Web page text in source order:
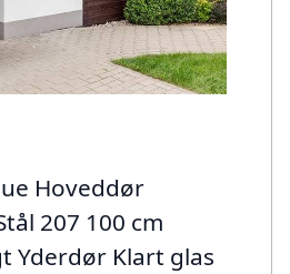
Hoveddør
207 100 cm
Yderdør Klart glas